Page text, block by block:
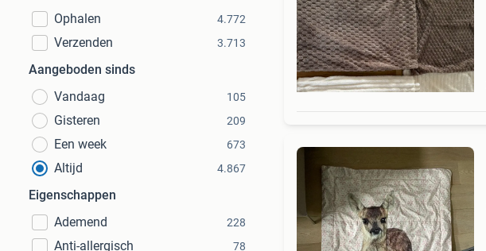
Ophalen
4.772
Verzenden 3.713
Aangeboden sinds
Vandaag
105
Gisteren 209
Een week 673
Altijd 4.867
Eigenschappen
Ademend
228
Anti-allergisch 78